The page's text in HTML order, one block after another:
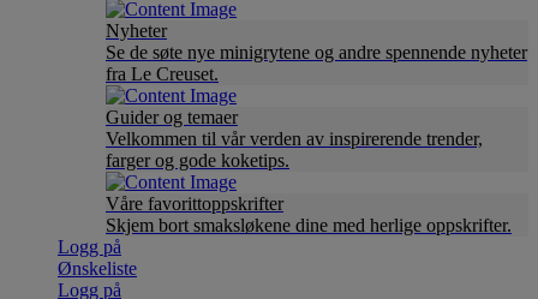
Nyheter
Se de søte nye minigrytene og andre spennende nyheter
fra Le Creuset.
Guider og temaer
Velkommen til vår verden av inspirerende trender,
farger og gode koketips.
Våre favorittoppskrifter
Skjem bort smaksløkene dine med herlige oppskrifter.
Logg på
Ønskeliste
Logg på